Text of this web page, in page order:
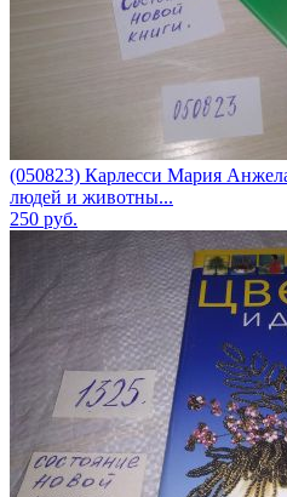
(050823) Карлесси Мария
людей и животны...
250 руб.